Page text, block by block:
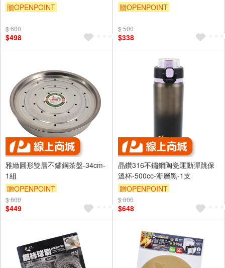
贈OPENPOINT
$ 600
$498
贈OPENPOINT
$ 500
$338
雅緻圓形雙層不鏽鋼茶盤-34cm-
1組
贈OPENPOINT
$ 800
$449
晶鑽316不鏽鋼陶瓷運動彈跳保
溫杯-500cc-漸層黑-1支
贈OPENPOINT
$ 800
$648